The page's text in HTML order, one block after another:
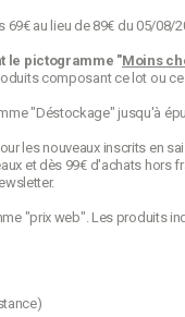
au lieu de 89€ du 05/08/
le pictogramme "Moins
composant ce lot ou ce
"Déstockage" jusqu'à
les nouveaux inscrits en
et dès 99€ d'achats hors
"prix web". Les